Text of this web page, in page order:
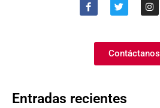
Contáctanos
Entradas recientes